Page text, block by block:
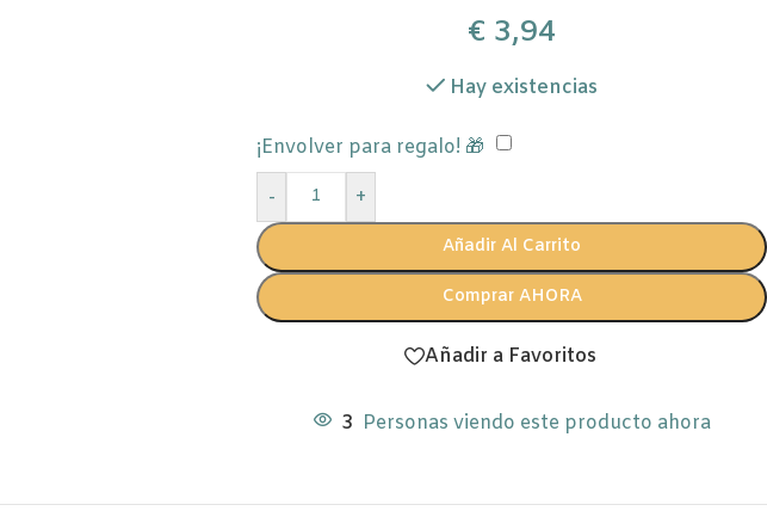
€ 3,94
Hay existencias
¡Envolver para regalo! 🎁
-
+
Añadir Al Carrito
Comprar AHORA
Añadir a Favoritos
3 Personas viendo este producto ahora